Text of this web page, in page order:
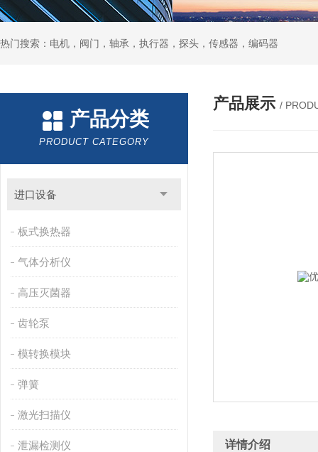
热门搜索：电机，阀门，轴承，执行器，探头，传感器，编码器
产品分类
PRODUCT CATEGORY
进口设备
板式换热器
气体分析仪
高压灭菌器
齿轮泵
模转换模块
弹簧
激光扫描仪
泄漏检测仪
产品展示 /
详情介绍